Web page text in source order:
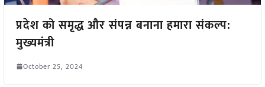
प्रदेश को समृद्ध और संपन्न बनाना हमारा संकल्प:
मुख्यमंत्री
October 25, 2024